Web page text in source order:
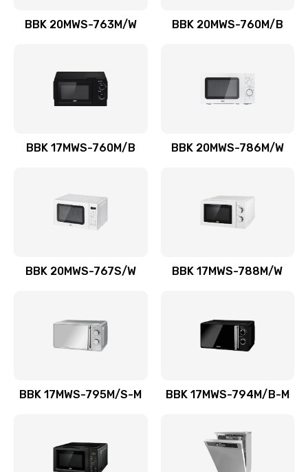
BBK 20MWS-763M/W BBK 20MWS-760M/B
BBK 17MWS-760M/B BBK 20MWS-786M/W
BBK 20MWS-767S/W BBK 17MWS-788M/W
BBK 17MWS-795M/S-M BBK 17MWS-794M/B-M